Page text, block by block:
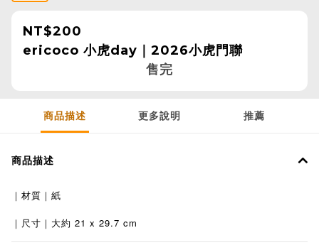
NT$200
ericoco 小虎day｜2026小虎門聯
售完
商品描述 更多說明 推薦
商品描述
｜材質｜紙
｜ 尺寸 ｜ 大約 21 x 29.7 cm